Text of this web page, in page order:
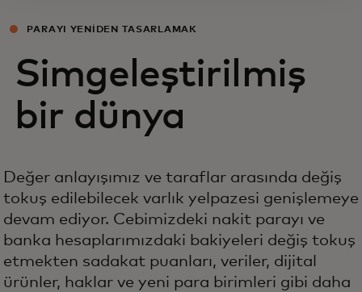
PARAYI YENIDEN TASARLAMAK
Simgeleştirilmiş
bir dünya
Değer anlayışımız ve taraflar arasında değiş
tokuş edilebilecek varlık yelpazesi genişlemeye
devam ediyor. Cebimizdeki nakit parayı ve
banka hesaplarımızdaki bakiyeleri değiş tokuş
etmekten sadakat puanları, veriler, dijital
ürünler, haklar ve yeni para birimleri gibi daha